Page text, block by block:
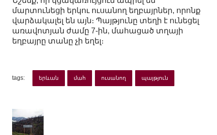
մարտունեցի երկու ուսանող եղբայրներ, որոնք
վարձակալել են այն։ Պայթյունը տեղի է ունեցել
առավոտյան ժամը 7-ին, մահացած տղայի
եղբայրը տանը չի եղել։
tags: երևան մահ ուսանող պայթյուն